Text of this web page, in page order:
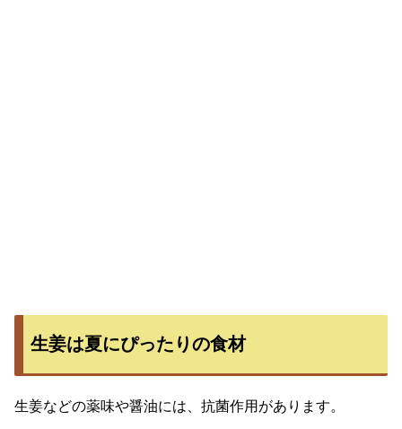
生姜は夏にぴったりの食材
生姜などの薬味や醤油には、抗菌作用があります。